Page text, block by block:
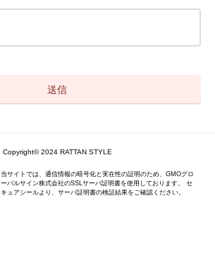
Copyright© 2024 RATTAN STYLE
当サイトでは、通信情報の暗号化と実在性の証明のため、GMOグロ
ーバルサイン株式会社のSSLサーバ証明書を使用しております。 セ
キュアシールより、サーバ証明書の検証結果をご確認ください。